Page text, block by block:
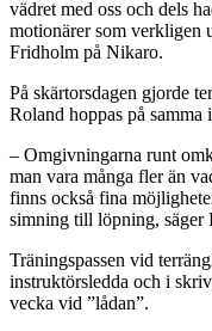
vädret med oss och dels
motionärer som verkligen
Fridholm på Nikaro.
På skärtorsdagen gjorde
Roland hoppas på samma
– Omgivningarna runt
man vara många fler än
finns också fina
simning till löpning, säger
Träningspassen vid
instruktörsledda och i
vecka vid ”lådan”.